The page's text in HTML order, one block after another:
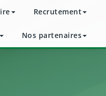
Recrutement
Nos partenaires